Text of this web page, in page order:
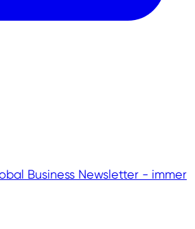
Business Newsletter - immer